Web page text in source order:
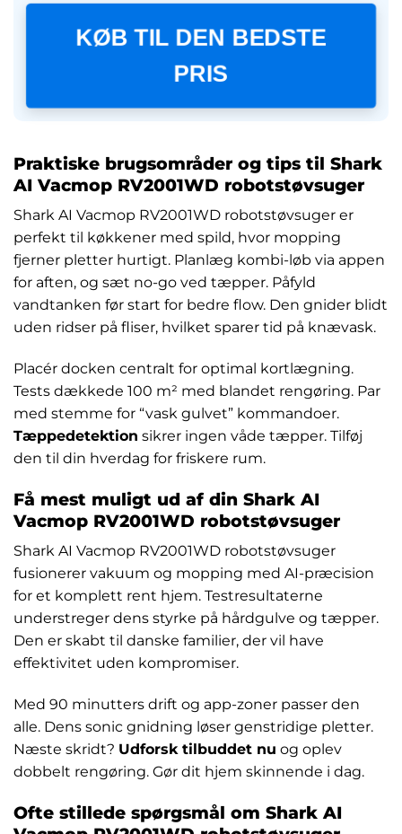
KØB TIL DEN BEDSTE
PRIS
Praktiske brugsområder og tips til Shark
AI Vacmop RV2001WD robotstøvsuger
Shark AI Vacmop RV2001WD robotstøvsuger er
perfekt til køkkener med spild, hvor mopping
fjerner pletter hurtigt. Planlæg kombi-løb via appen
for aften, og sæt no-go ved tæpper. Påfyld
vandtanken før start for bedre flow. Den gnider blidt
uden ridser på fliser, hvilket sparer tid på knævask.
Placér docken centralt for optimal kortlægning.
Tests dækkede 100 m² med blandet rengøring. Par
med stemme for “vask gulvet” kommandoer.
Tæppedetektion sikrer ingen våde tæpper. Tilføj
den til din hverdag for friskere rum.
Få mest muligt ud af din Shark AI
Vacmop RV2001WD robotstøvsuger
Shark AI Vacmop RV2001WD robotstøvsuger
fusionerer vakuum og mopping med AI-præcision
for et komplett rent hjem. Testresultaterne
understreger dens styrke på hårdgulve og tæpper.
Den er skabt til danske familier, der vil have
effektivitet uden kompromiser.
Med 90 minutters drift og app-zoner passer den
alle. Dens sonic gnidning løser genstridige pletter.
Næste skridt? Udforsk tilbuddet nu og oplev
dobbelt rengøring. Gør dit hjem skinnende i dag.
Ofte stillede spørgsmål om Shark AI